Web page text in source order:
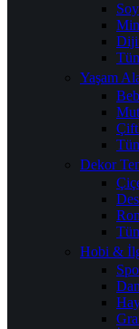
Yaşam
Dekor
Hobi &